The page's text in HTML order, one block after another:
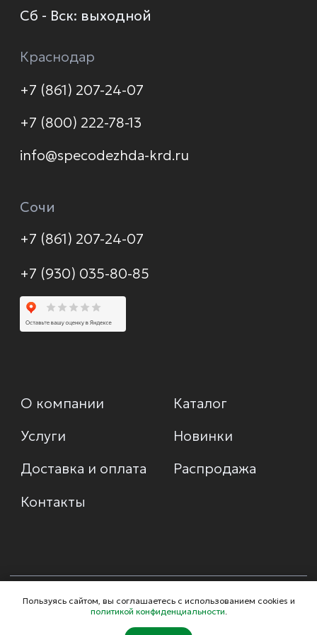
Пользуясь сайтом, вы соглашаетесь с использованием cookies и
политикой конфиденциальности.
О компании
Политика конфиденциальности
Доставка и оплата
Контакты
Каталог